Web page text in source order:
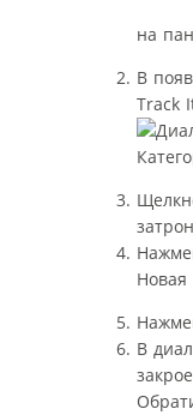
на
В
Track
Новая
В